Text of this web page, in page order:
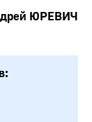
ЮРЕВИЧ